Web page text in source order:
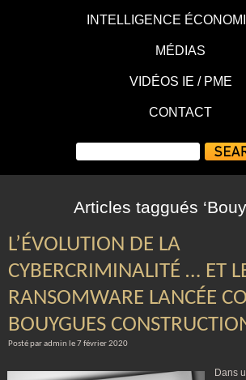
INTELLIGENCE
MÉDIAS
VIDÉOS IE / PME
CONTACT
Articles taggués
L’ÉVOLUTION DE LA
CYBERCRIMINALITÉ … ET
RANSOMWARE LANCÉE
BOUYGUES
Posté par admin le 7 février 2020
Dans